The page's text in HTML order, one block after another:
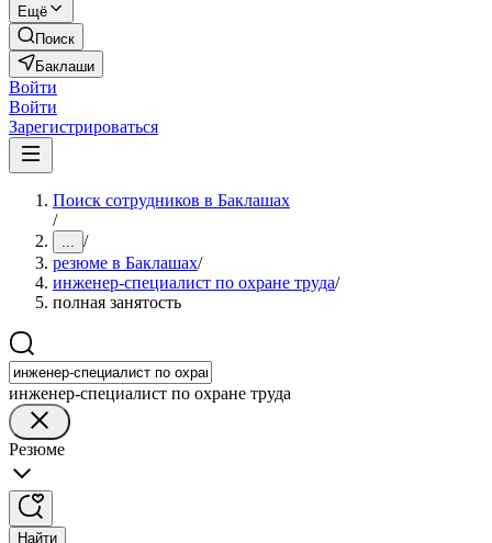
Ещё
Поиск
Баклаши
Войти
Войти
Зарегистрироваться
Поиск сотрудников в Баклашах
/
... /
резюме в Баклашах/
инженер-специалист по охране труда/
полная занятость
инженер-специалист по охране труда
Резюме
Найти